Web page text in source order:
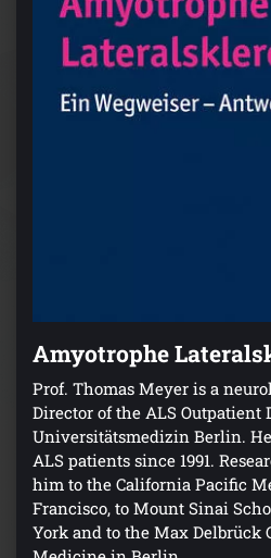
Amyotrophe
Prof. Thomas Meyer is a
Director of the ALS Outpatient
Universitätsmedizin Berlin.
ALS patients since 1991.
him to the California Pacific
Francisco, to Mount Sinai
York and to the Max Delbrück